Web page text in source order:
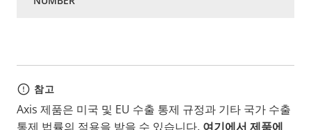
참고
Axis 제품은 미국 및 EU 수출 통제 규정과 기타 국가 수출
통제 법률의 적용을 받을 수 있습니다. 여기에서 제품에